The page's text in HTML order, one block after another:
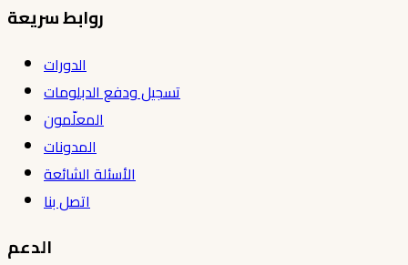
روابط سريعة
الدورات
تسجيل ودفع الدبلومات
المعلّمون
المدونات
الأسئلة الشائعة
اتصل بنا
الدعم